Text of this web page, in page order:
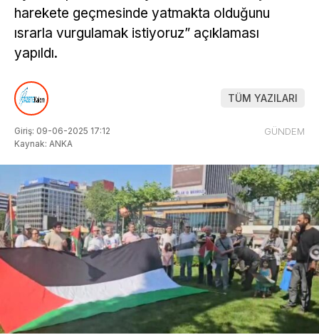
harekete geçmesinde yatmakta olduğunu
ısrarla vurgulamak istiyoruz” açıklaması
yapıldı.
TÜM YAZILARI
Giriş: 09-06-2025 17:12
Kaynak: ANKA
GÜNDEM